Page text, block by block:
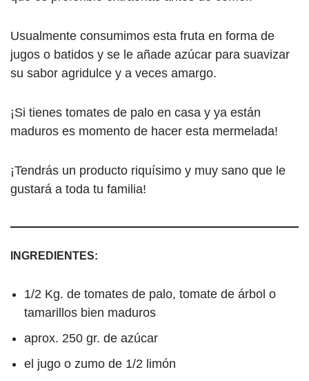
Usualmente consumimos esta fruta en forma de
jugos o batidos y se le añade azúcar para suavizar
su sabor agridulce y a veces amargo.
¡Si tienes tomates de palo en casa y ya están
maduros es momento de hacer esta mermelada!
¡Tendrás un producto riquísimo y muy sano que le
gustará a toda tu familia!
INGREDIENTES:
1/2 Kg. de tomates de palo, tomate de árbol o
tamarillos bien maduros
aprox. 250 gr. de azúcar
el jugo o zumo de 1/2 limón